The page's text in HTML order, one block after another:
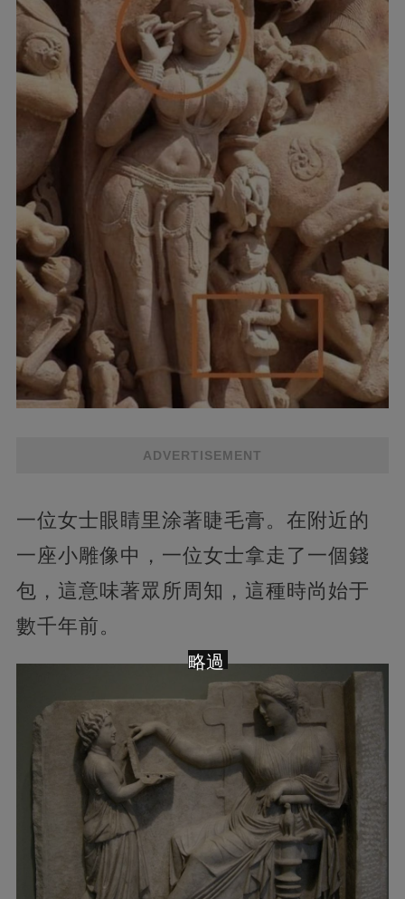
ADVERTISEMENT
一位女士眼睛里涂著睫毛膏。在附近的
一座小雕像中，一位女士拿走了一個錢
包，這意味著眾所周知，這種時尚始于
數千年前。
略過